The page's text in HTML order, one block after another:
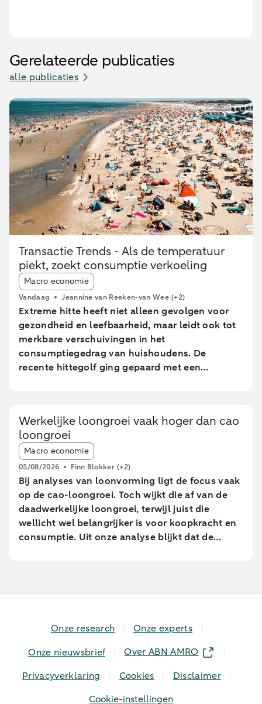
Gerelateerde publicaties
alle publicaties
Transactie Trends - Als de temperatuur
piekt, zoekt consumptie verkoeling
Article tags:
Macro economie
Vandaag Jeannine van Reeken-van Wee (+2)
Extreme hitte heeft niet alleen gevolgen voor
gezondheid en leefbaarheid, maar leidt ook tot
merkbare verschuivingen in het
consumptiegedrag van huishoudens. De
recente hittegolf ging gepaard met een
pinbestedingen eerst stegen en pas tijdens de
extreem warme dagen daalden. In sterk
stedelijke gebieden bleven de pinbetalingen
relatief beter op peil dan in minder stedelijke
gebieden. Met name uitgaven aan eet- en
drinkgelegenheden namen daar juist toe, terwijl
brandstof uitgaven elders sterk afnamen.
Werkelijke loongroei vaak hoger dan cao
loongroei
Article tags:
Macro economie
05/08/2026 Finn Blokker (+2)
Bij analyses van loonvorming ligt de focus vaak
op de cao-loongroei. Toch wijkt die af van de
daadwerkelijke loongroei, terwijl juist die
wellicht wel belangrijker is voor koopkracht en
consumptie. Uit onze analyse blijkt dat de
Onze research
Onze experts
Onze nieuwsbrief
Over ABN AMRO
Privacyverklaring
Cookies
Disclaimer
Cookie-instellingen